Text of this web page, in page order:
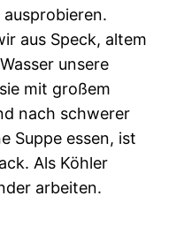
aus Speck, altem
unsere
mit großem
nach schwerer
Suppe essen, ist
Als Köhler
arbeiten.